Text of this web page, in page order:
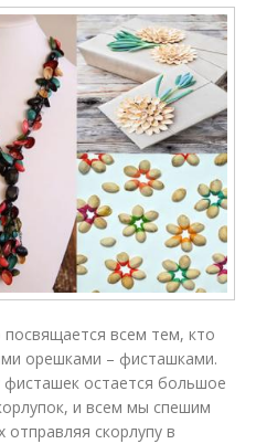
посвящается всем тем, кто
орешками – фисташками.
остается большое
и всем мы спешим
отправляя скорлупу в